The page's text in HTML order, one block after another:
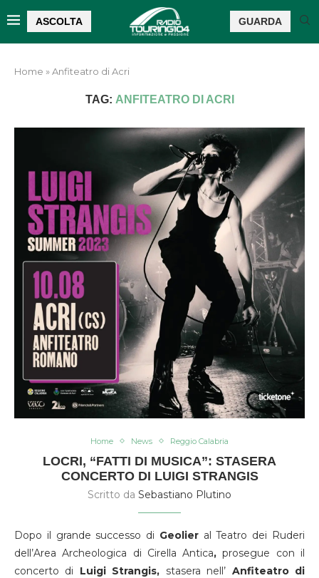
ASCOLTA GUARDA
Home »Anfiteatro di Acri
TAG: ANFITEATRO DI ACRI
Home News Reggio Calabria
LOCRI, “FATTI DI MUSICA”: STASERA
CONCERTO DI LUIGI STRANGIS
Scritto da Sebastiano Plutino
Dopo il grande successo di Geolier al Teatro dei Ruderi
dell’Area Archeologica di Cirella Antica,prosegue con il
concerto di Luigi Strangis, stasera nell’ Anfiteatro di